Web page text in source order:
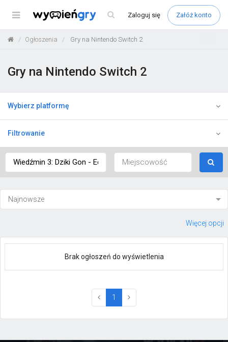
Menu Zaloguj się Załóż konto
Ogłoszenia Gry na Nintendo Switch 2
Gry na Nintendo Switch 2
Wybierz platformę
Filtrowanie
Więcej opcji
Brak ogłoszeń do wyświetlenia
1 (current)